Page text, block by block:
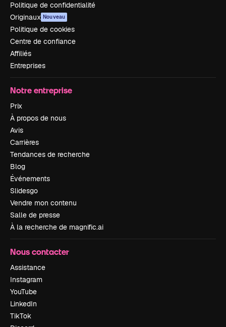
Politique de confidentialité
Originaux Nouveau
Politique de cookies
Centre de confiance
Affiliés
Entreprises
Notre entreprise
Prix
À propos de nous
Avis
Carrières
Tendances de recherche
Blog
Événements
Slidesgo
Vendre mon contenu
Salle de presse
À la recherche de magnific.ai
Nous contacter
Assistance
Instagram
YouTube
LinkedIn
TikTok